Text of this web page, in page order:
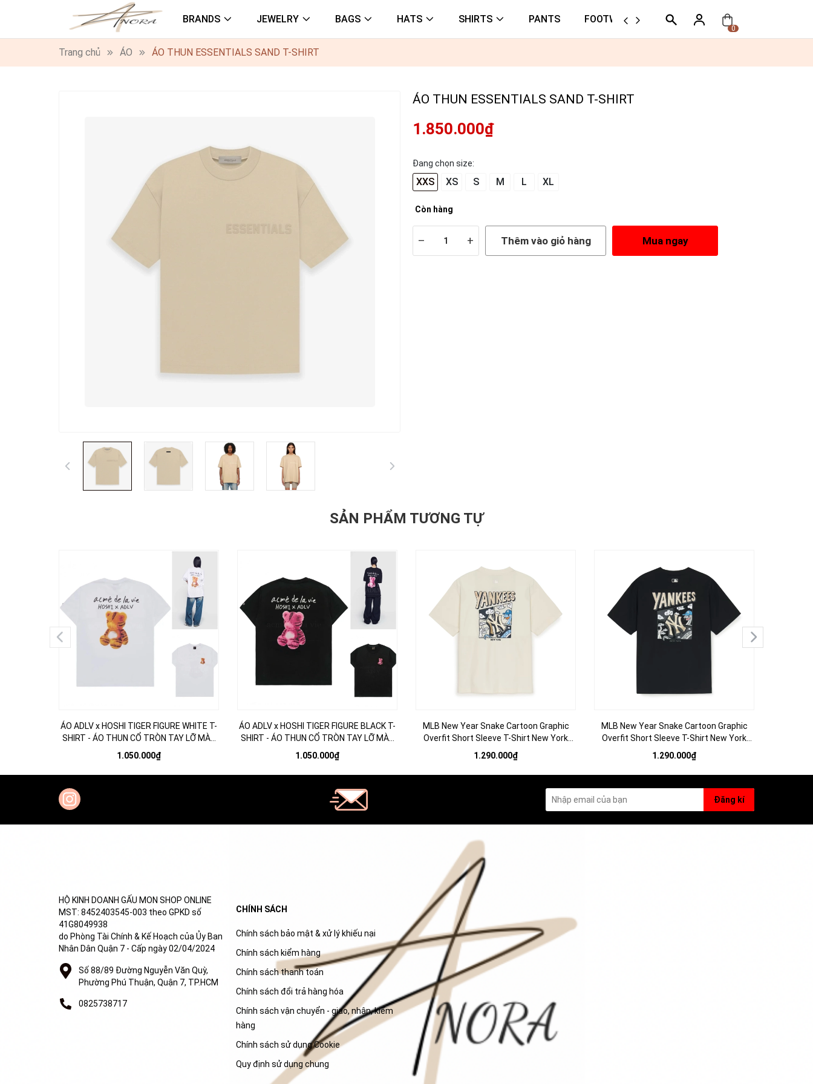
BRANDS JEWELRY BAGS HATS SHIRTS PANTS FOOTWEAR ORTHER
0
Trang chủ ÁO ÁO THUN ESSENTIALS SAND T-SHIRT
ÁO THUN ESSENTIALS SAND T-SHIRT
1.850.000₫
Đang chọn size:
XXS XS S M L XL
Còn hàng
– + Thêm vào giỏ hàng Mua ngay
SẢN PHẨM TƯƠNG TỰ
ÁO ADLV x HOSHI TIGER FIGURE WHITE T-
SHIRT - ÁO THUN CỔ TRÒN TAY LỠ MÀU
TRẮNG
1.050.000₫
ÁO ADLV x HOSHI TIGER FIGURE BLACK T-
SHIRT - ÁO THUN CỔ TRÒN TAY LỠ MÀU
ĐEN
1.050.000₫
MLB New Year Snake Cartoon Graphic
Overfit Short Sleeve T-Shirt New York
Yankees Cream - Áo thun cổ tròn tay lỡ
màu trắng kem
1.290.000₫
MLB New Year Snake Cartoon Graphic
Overfit Short Sleeve T-Shirt New York
Yankees Black - Áo thun cổ tròn tay lỡ
1.290.000₫
Đăng kí
HỘ KINH DOANH GẤU MON SHOP ONLINE
MST: 8452403545-003 theo GPKD số
41G8049938
do Phòng Tài Chính & Kế Hoạch của Ủy Ban
Nhân Dân Quận 7 - Cấp ngày 02/04/2024
Số 88/89 Đường Nguyễn Văn Quỳ,
Phường Phú Thuận, Quận 7, TP.HCM
0825738717
CHÍNH SÁCH
Chính sách bảo mật & xử lý khiếu nại
Chính sách kiểm hàng
Chính sách thanh toán
Chính sách đổi trả hàng hóa
Chính sách vận chuyển - giao, nhận, kiểm
hàng
Chính sách sử dụng Cookie
Quy định sử dụng chung